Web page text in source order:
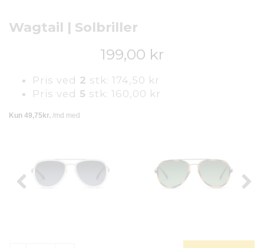
Wagtail | Solbriller
199,00 kr
Pris ved 2 stk: 174,50 kr
Pris ved 5 stk: 160,00 kr